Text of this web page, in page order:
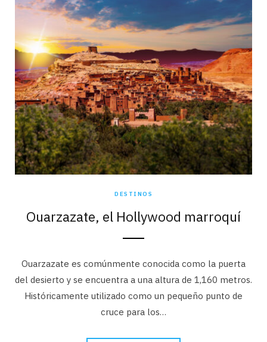
DESTINOS
Ouarzazate, el Hollywood marroquí
Ouarzazate es comúnmente conocida como la puerta
del desierto y se encuentra a una altura de 1,160 metros.
Históricamente utilizado como un pequeño punto de
cruce para los…